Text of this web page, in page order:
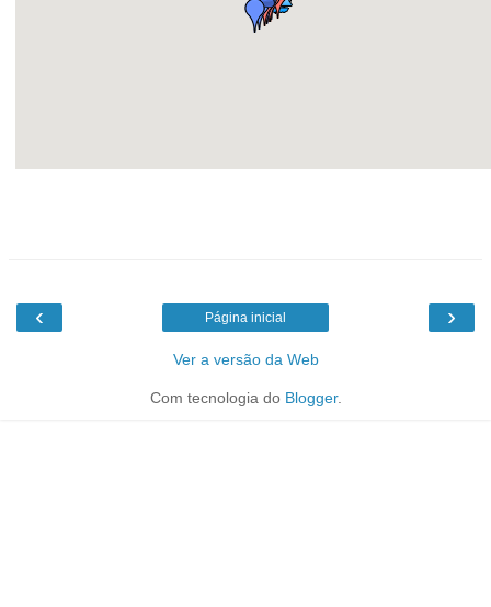
‹ ›
Página inicial
Ver a versão da Web
Com tecnologia do Blogger.